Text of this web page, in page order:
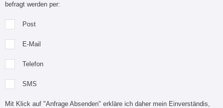
befragt werden per:
Post
E-Mail
Telefon
SMS
Mit Klick auf "Anfrage Absenden" erkläre ich daher mein Einverständis,